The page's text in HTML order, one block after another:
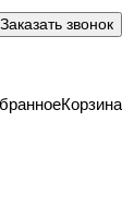
Заказать звонок
Корзина